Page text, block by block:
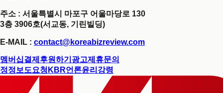
주소 : 서울특별시 마포구 어울마당로 130
3층 3906호(서교동, 기린빌딩)
E-MAIL : contact@koreabizreview.com
멤버십결제 후원하기 광고제휴문의
정정보도요청 KBR언론윤리강령